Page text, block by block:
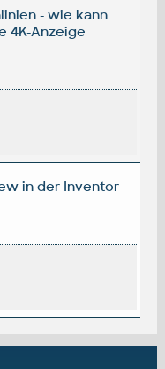
- wie kann
4K-Anzeige
in der Inventor